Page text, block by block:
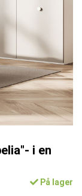
i en
På lager